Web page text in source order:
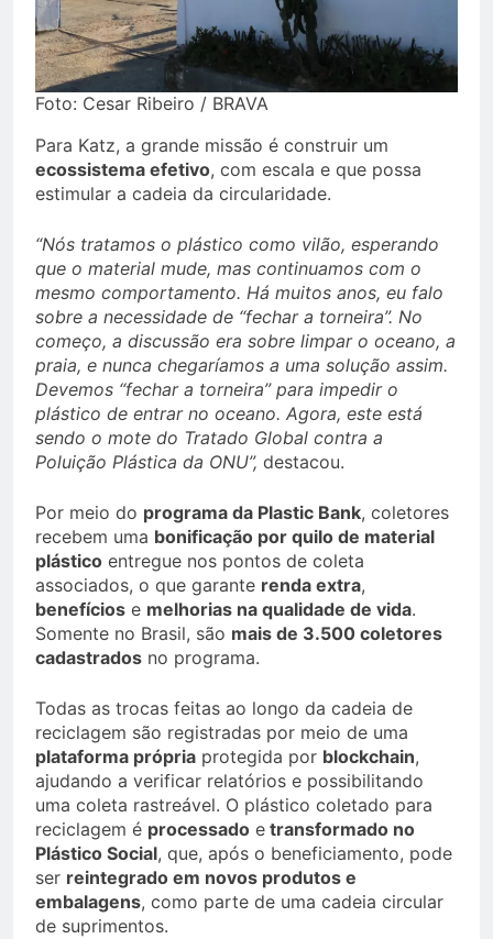
Foto: Cesar Ribeiro / BRAVA
Para Katz, a grande missão é construir um
ecossistema efetivo, com escala e que possa
estimular a cadeia da circularidade.
“Nós tratamos o plástico como vilão, esperando
que o material mude, mas continuamos com o
mesmo comportamento. Há muitos anos, eu falo
sobre a necessidade de “fechar a torneira”. No
começo, a discussão era sobre limpar o oceano, a
praia, e nunca chegaríamos a uma solução assim.
Devemos “fechar a torneira” para impedir o
plástico de entrar no oceano. Agora, este está
sendo o mote do Tratado Global contra a
Poluição Plástica da ONU”, destacou.
Por meio do programa da Plastic Bank, coletores
recebem uma bonificação por quilo de material
plástico entregue nos pontos de coleta
associados, o que garante renda extra,
benefícios e melhorias na qualidade de vida.
Somente no Brasil, são mais de 3.500 coletores
cadastrados no programa.
Todas as trocas feitas ao longo da cadeia de
reciclagem são registradas por meio de uma
plataforma própria protegida por blockchain,
ajudando a verificar relatórios e possibilitando
uma coleta rastreável. O plástico coletado para
reciclagem é processado e transformado no
Plástico Social, que, após o beneficiamento, pode
ser reintegrado em novos produtos e
embalagens, como parte de uma cadeia circular
de suprimentos.